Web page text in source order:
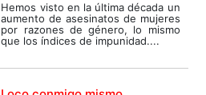
Hemos visto en la última década un
aumento de asesinatos de mujeres
por razones de género, lo mismo
que los índices de impunidad....